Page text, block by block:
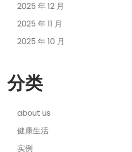
2025 年 12 月
2025 年 11 月
2025 年 10 月
分类
about us
健康生活
实例